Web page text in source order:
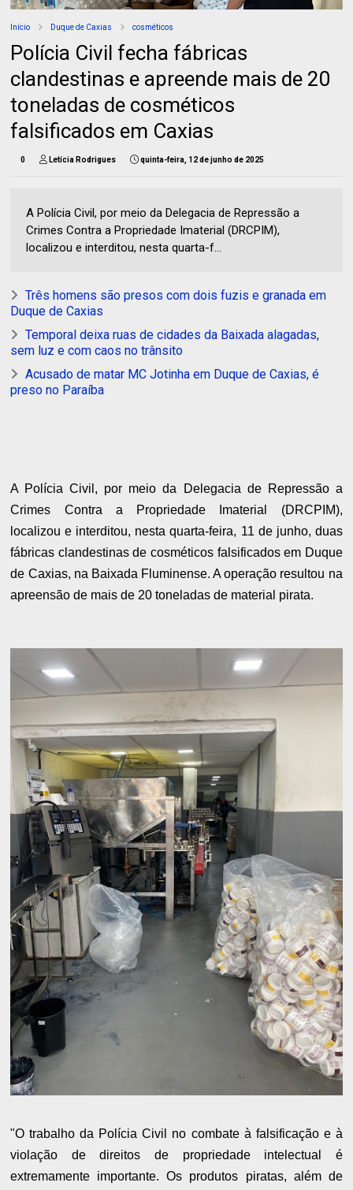
Início Duque de Caxias cosméticos
Polícia Civil fecha fábricas
clandestinas e apreende mais de 20
toneladas de cosméticos
falsificados em Caxias
0 Letícia Rodrigues quinta-feira, 12 de junho de 2025
A Polícia Civil, por meio da Delegacia de Repressão a
Crimes Contra a Propriedade Imaterial (DRCPIM),
localizou e interditou, nesta quarta-f...
Três homens são presos com dois fuzis e granada em
Duque de Caxias
Temporal deixa ruas de cidades da Baixada alagadas,
sem luz e com caos no trânsito
Acusado de matar MC Jotinha em Duque de Caxias, é
preso no Paraíba
A Polícia Civil, por meio da Delegacia de Repressão a
Crimes Contra a Propriedade Imaterial (DRCPIM),
localizou e interditou, nesta quarta-feira, 11 de junho, duas
fábricas clandestinas de cosméticos falsificados em Duque
de Caxias, na Baixada Fluminense. A operação resultou na
apreensão de mais de 20 toneladas de material pirata.
"O trabalho da Polícia Civil no combate à falsificação e à
violação de direitos de propriedade intelectual é
extremamente importante. Os produtos piratas, além de